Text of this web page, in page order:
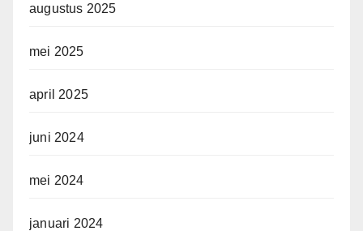
augustus 2025
mei 2025
april 2025
juni 2024
mei 2024
januari 2024